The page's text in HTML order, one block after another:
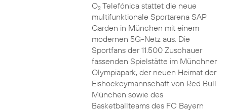
O2Telefónica stattet die neue
multifunktionale Sportarena SAP
Garden in München mit einem
modernen 5G-Netz aus. Die
Sportfans der 11.500 Zuschauer
fassenden Spielstätte im Münchner
Olympiapark, der neuen Heimat der
Eishockeymannschaft von Red Bull
München sowie des
Basketballteams des FC Bayern